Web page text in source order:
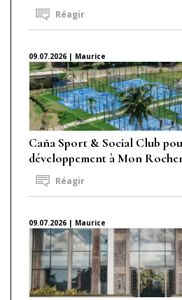
Réagir
09.07.2026 | Maurice
Caña Sport & Social Club
développement à Mon
Réagir
09.07.2026 | Maurice